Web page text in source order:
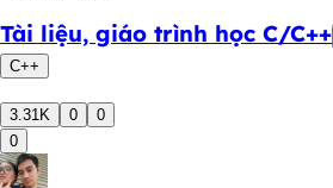
Tài liệu, giáo trình học C/C++
C++
3.31K 0
0
0